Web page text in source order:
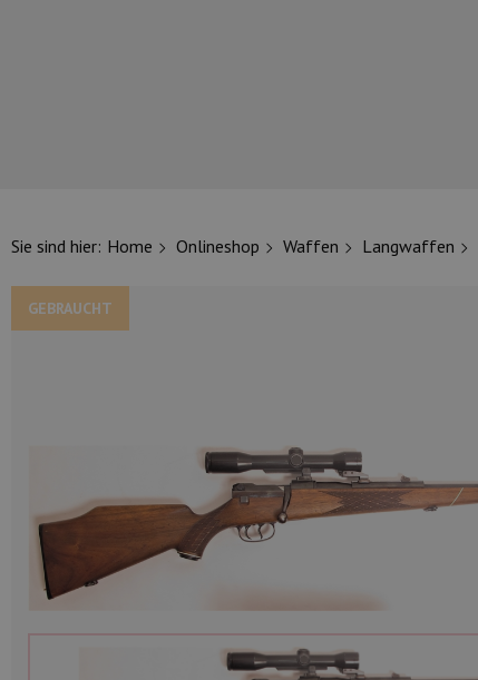
Sie sind hier: Home Onlineshop Waffen Langwaffen
GEBRAUCHT
Munition
Waffen